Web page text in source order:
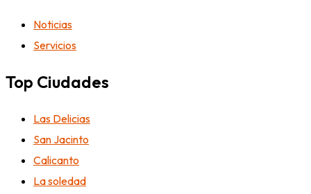
Noticias
Servicios
Top Ciudades
Las Delicias
San Jacinto
Calicanto
La soledad